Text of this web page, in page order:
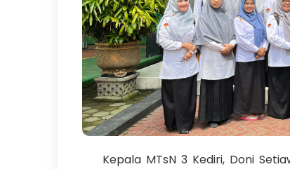
Kepala MTsN 3 Kediri, Doni